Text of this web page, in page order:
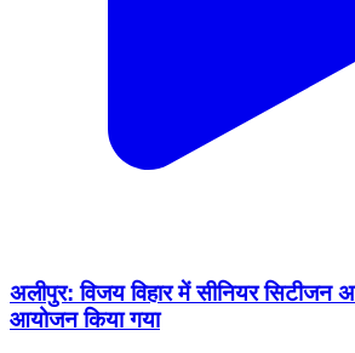
अलीपुर: विजय विहार में सीनियर सिटीजन
आयोजन किया गया